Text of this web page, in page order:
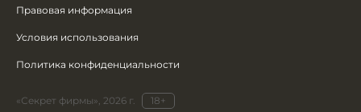
Правовая информация
Условия использования
Политика конфиденциальности
«Секрет фирмы», 2026 г. 18+